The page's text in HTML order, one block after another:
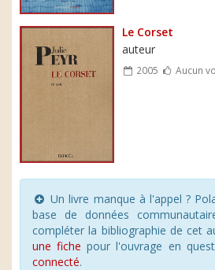
Le Corset
auteur
2005 Aucun
Un livre manque à l'appel ?
base de données
compléter la bibliographie de cet
une fiche pour l'ouvrage en
connecté.